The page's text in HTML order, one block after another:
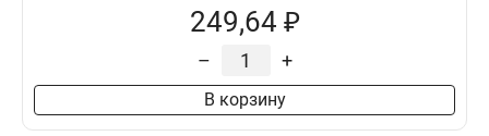
249,64 ₽
– +
В корзину